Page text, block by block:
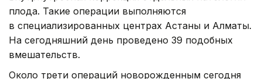
плода. Такие операции выполняются
в специализированных центрах Астаны и Алматы.
На сегодняшний день проведено 39 подобных
вмешательств.
Около трети операций новорожденным сегодня